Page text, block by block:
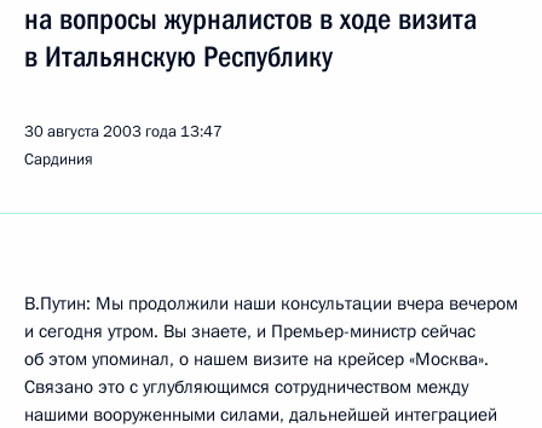
на вопросы журналистов в ходе визита
в Итальянскую Республику
30 августа 2003 года 13:47
Сардиния
В.Путин: Мы продолжили наши консультации вчера вечером
и сегодня утром. Вы знаете, и Премьер-министр сейчас
об этом упоминал, о нашем визите на крейсер «Москва».
Связано это с углубляющимся сотрудничеством между
нашими вооруженными силами, дальнейшей интеграцией